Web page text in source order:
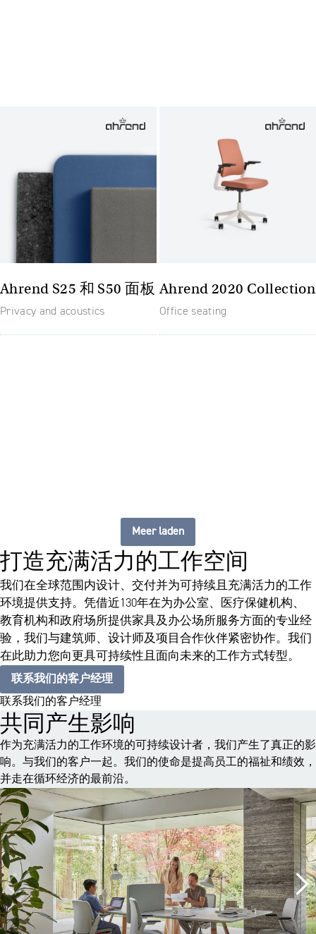
Ahrend S25 和 S50 面板
Privacy and acoustics
Ahrend 2020 Collection
Office seating
Meer laden
打造充满活力的工作空间
我们在全球范围内设计、交付并为可持续且充满活力的工作
环境提供支持。凭借近130年在为办公室、医疗保健机构、
教育机构和政府场所提供家具及办公场所服务方面的专业经
验，我们与建筑师、设计师及项目合作伙伴紧密协作。我们
在此助力您向更具可持续性且面向未来的工作方式转型。
联系我们的客户经理
联系我们的客户经理
共同产生影响
作为充满活力的工作环境的可持续设计者，我们产生了真正的影
响。与我们的客户一起。我们的使命是提高员工的福祉和绩效，
并走在循环经济的最前沿。